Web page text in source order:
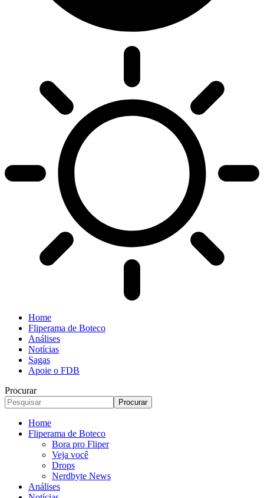
Home
Fliperama de Boteco
Análises
Notícias
Sagas
Apoie o FDB
Procurar
Home
Fliperama de Boteco
Bora pro Fliper
Veja você
Drops
Nerdbyte News
Análises